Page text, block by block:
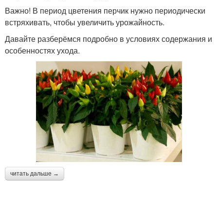
Важно! В период цветения перчик нужно периодически
встряхивать, чтобы увеличить урожайность.
Давайте разберёмся подробно в условиях содержания и
особенностях ухода.
читать дальше →